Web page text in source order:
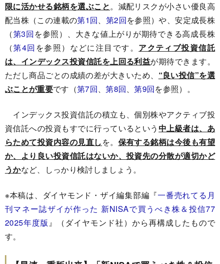
限に活かせる銘柄を選ぶこと。減配リスクが小さい優良高
配当株（この連載の第1回、 第2回を参照）や、安定成長株
（第3回を参照）、大きな値上がりが期待できる高成長株
（第4回 を参照）などに注目です。 アクティブ投資信託
は、インデックス投資信託を上回る利益が期待できます。
ただし商品ごとの成績の差が大きいため、 “良い投信”を選
ぶことが重要です（第7回、第8回、第9回を参照）。
インデックス投資信託の積立も、個別株やアクティブ投
資信託への投資もすでに行っているという 中上級者は、あ
らためて投資内容の見直し を。 保有する銘柄は今後も有望
か、より良い投資信託はないか、投資先の分散が適切かど
うかなど、しっかり検討しましょう。
※本稿は、ダイヤモンド・ザイ編集部編『一番売れてる月
刊マネー誌ザイが作った 新NISAで買うべき株＆投信77
2025年度版 』（ダイヤモンド社）から再構成したもので
す。